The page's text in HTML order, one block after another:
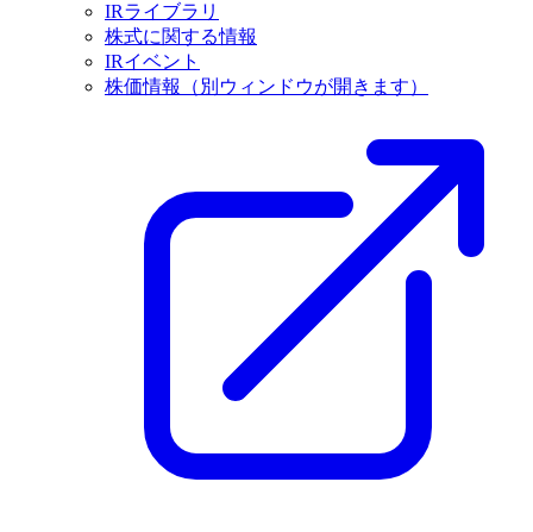
IRライブラリ
株式に関する情報
IRイベント
株価情報
（別ウィンドウが開きます）